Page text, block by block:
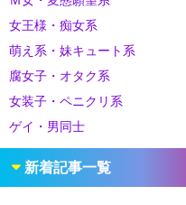
女王様・痴女系
萌え系・妹キュート系
腐女子・オタク系
女装子・ペニクリ系
ゲイ・男同士
新着記事一覧